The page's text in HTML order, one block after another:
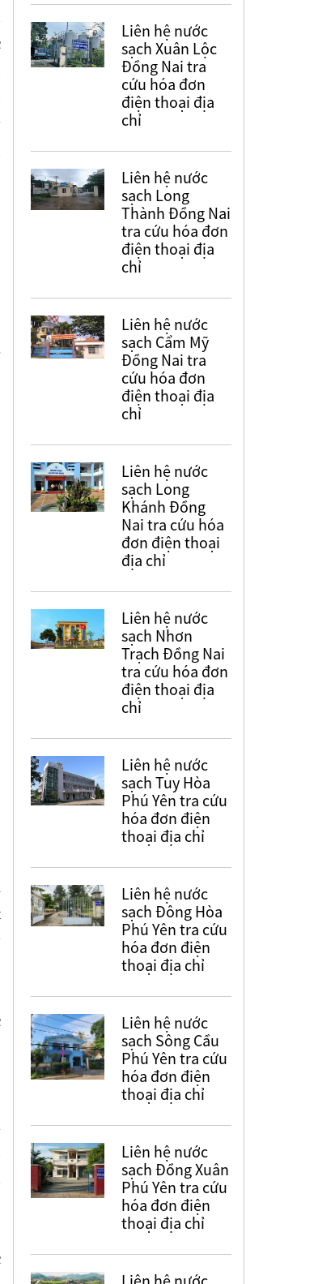
Liên hệ nước
sạch Xuân Lộc
Đồng Nai tra
cứu hóa đơn
điện thoại địa
chỉ
Liên hệ nước
sạch Long
Thành Đồng Nai
tra cứu hóa đơn
điện thoại địa
chỉ
Liên hệ nước
sạch Cẩm Mỹ
Đồng Nai tra
cứu hóa đơn
điện thoại địa
chỉ
Liên hệ nước
sạch Long
Khánh Đồng
Nai tra cứu hóa
đơn điện thoại
địa chỉ
Liên hệ nước
sạch Nhơn
Trạch Đồng Nai
tra cứu hóa đơn
điện thoại địa
chỉ
Liên hệ nước
sạch Tuy Hòa
Phú Yên tra cứu
hóa đơn điện
thoại địa chỉ
Liên hệ nước
sạch Đông Hòa
Phú Yên tra cứu
hóa đơn điện
thoại địa chỉ
Liên hệ nước
sạch Sông Cầu
Phú Yên tra cứu
hóa đơn điện
thoại địa chỉ
Liên hệ nước
sạch Đồng Xuân
Phú Yên tra cứu
hóa đơn điện
thoại địa chỉ